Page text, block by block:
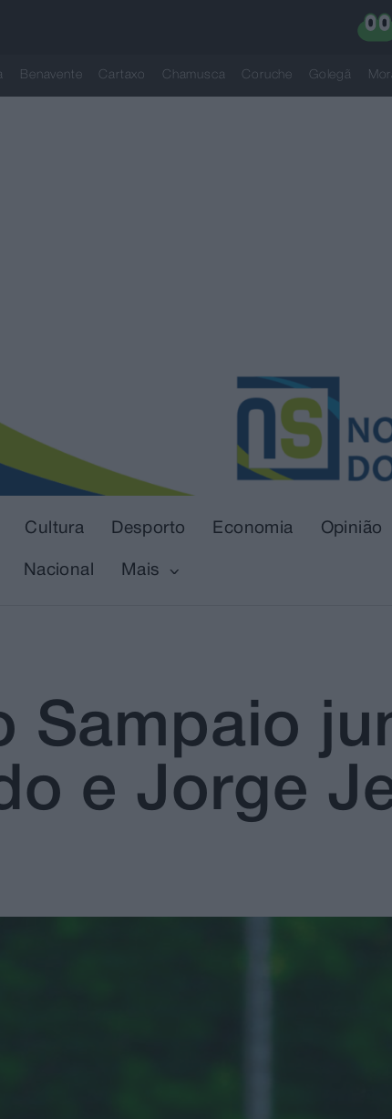
Benavente Cartaxo Chamusca Coruche Golegã
Cultura Desporto Economia Opinião
Nacional Mais
Sampaio
e Jorge